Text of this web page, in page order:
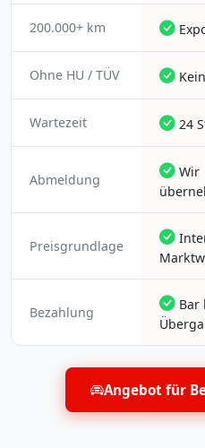
200.000+ km
Ohne HU / TÜV
Wartezeit 24
Abmeldung
Wir
Preisgrundlage
Bezahlung
Bar
Angebot für